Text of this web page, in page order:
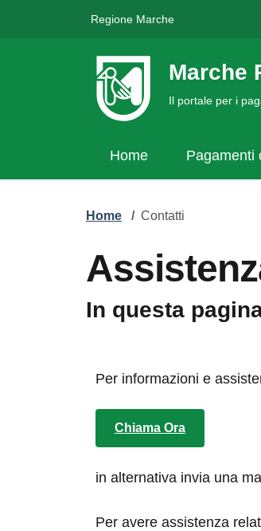
Regione Marche
Marche
Il portale per i
Home Pagamenti
Home / Contatti
In questa
Per informazioni e
Chiama Ora
in alternativa invia una
Per avere assistenza